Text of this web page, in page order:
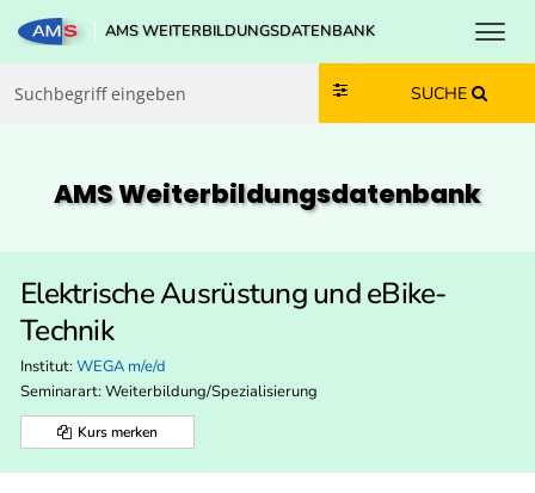
Zum Inhalt springen
Zum Navmenü springen
Zur Suche springen
Zur Footer springen
AMS WEITERBILDUNGSDATENBANK
SUCHE
AMS Weiterbildungs­datenbank
Elektrische Ausrüstung und eBike-
Technik
Institut: WEGA m/e/d
Seminarart: Weiterbildung/Spezialisierung
Kurs merken